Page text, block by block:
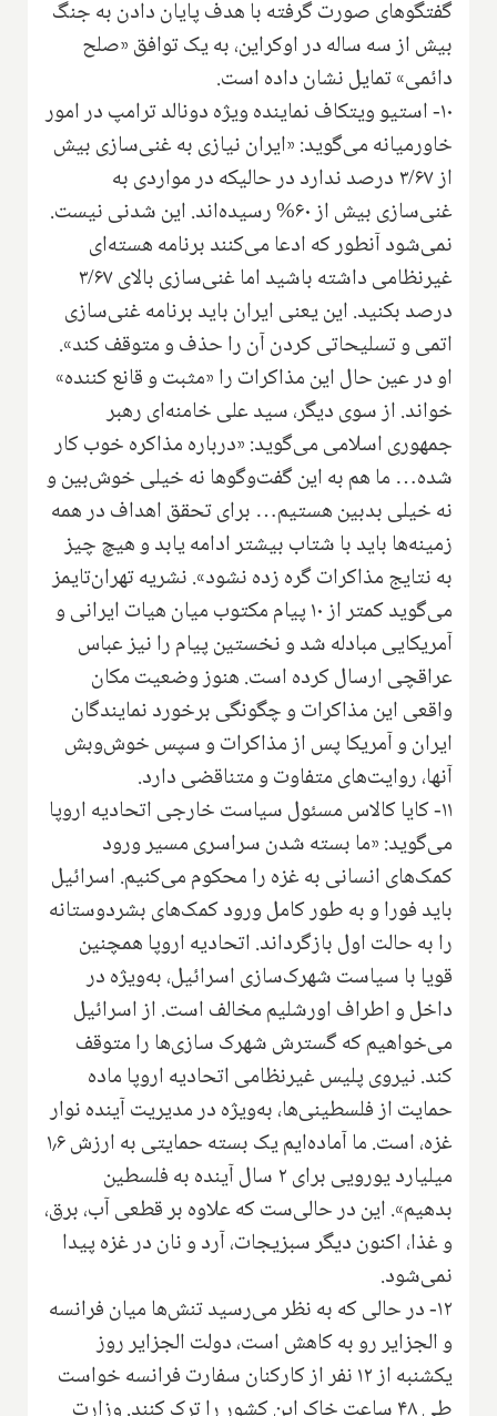
گفتگوهای صورت گرفته با هدف پایان دادن به جنگ
بیش از سه ساله در اوکراین، به یک توافق «صلح
دائمی» تمایل نشان داده است.
۱۰- استیو ویتکاف نماینده ویژه دونالد ترامپ در امور
خاورمیانه می‌گوید: «ایران نیازی به غنی‌سازی بیش
از ۳/۶۷ درصد ندارد در حالیکه در مواردی به
غنی‌سازی بیش از ۶۰% رسیده‌اند. این شدنی نیست.
نمی‌شود آنطور که ادعا می‌کنند برنامه هسته‌ای
غیرنظامی داشته باشید اما غنی‌سازی بالای ۳/۶۷
درصد بکنید. این یعنی ایران باید برنامه غنی‌سازی
اتمی و تسلیحاتی کردن آن را حذف و متوقف کند».
او در عین حال این مذاکرات را «مثبت و قانع کننده»
خواند. از سوی دیگر، سید علی خامنه‌ای رهبر
جمهوری اسلامی می‌گوید: «درباره مذاکره خوب کار
شده… ما هم به این گفت‌وگوها نه خیلی خوش‌بین و
نه خیلی بدبین هستیم… برای تحقق اهداف در همه
زمینه‌ها باید با شتاب بیشتر ادامه یابد و هیچ چیز
به نتایج مذاکرات گره زده نشود». نشریه تهران‌تایمز
می‌گوید کمتر از ۱۰ پیام مکتوب میان هیات ایرانی و
آمریکایی مبادله شد و نخستین پیام را نیز عباس
عراقچی ارسال کرده است. هنوز وضعیت مکان
واقعی این مذاکرات و چگونگی برخورد نمایندگان
ایران و آمریکا پس از مذاکرات و سپس خوش‌وبش
آنها، روایت‌های متفاوت و متناقضی دارد.
۱۱- کایا کالاس مسئول سیاست خارجی اتحادیه اروپا
می‌گوید: «ما بسته شدن سراسری مسیر ورود
کمک‌های انسانی به غزه را محکوم می‌کنیم. اسرائیل
باید فورا و به طور کامل ورود کمک‌های بشردوستانه
را به حالت اول بازگرداند. اتحادیه اروپا همچنین
قویا با سیاست شهرک‌سازی اسرائیل، به‌ویژه در
داخل و اطراف اورشلیم مخالف است. از اسرائیل
می‌خواهیم که گسترش شهرک سازی‌ها را متوقف
کند. نیروی پلیس غیرنظامی اتحادیه اروپا ماده
حمایت از فلسطینی‌ها، به‌ویژه در مدیریت آینده نوار
غزه، است. ما آماده‌ایم یک بسته حمایتی به ارزش ۱٫۶
میلیارد یورویی برای ۲ سال آینده به فلسطین
بدهیم». این در حالی‌ست که علاوه بر قطعی آب، برق،
و غذا، اکنون دیگر سبزیجات، آرد و نان در غزه پیدا
نمی‌شود.
۱۲- در حالی که به نظر می‌رسید تنش‌ها میان فرانسه
و الجزایر رو به کاهش است، دولت الجزایر روز
یکشنبه از ۱۲ نفر از کارکنان سفارت فرانسه خواست